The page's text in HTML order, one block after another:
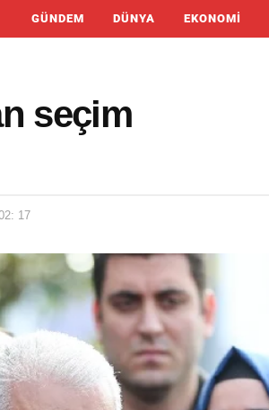
GÜNDEM DÜNYA EKONOMI
seçim
17